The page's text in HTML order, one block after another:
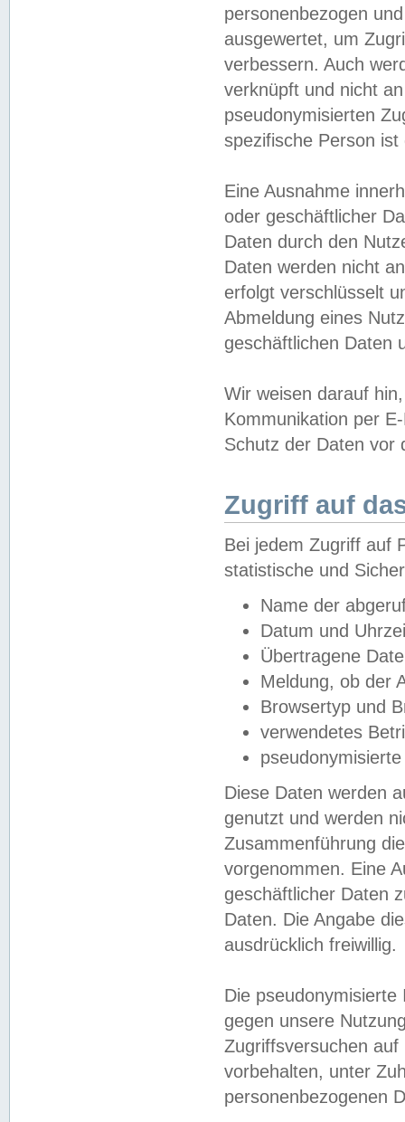
personenbezogen
ausgewertet, um
verbessern. Auch
verknüpft und nicht
pseudonymisierten
spezifische Person
Eine Ausnahme
oder geschäftlicher
Daten durch den
Daten werden nicht
erfolgt verschlüsselt
Abmeldung eines
geschäftlichen Daten
Wir weisen darauf
Kommunikation per
Schutz der Daten vor
Zugriff auf
Bei jedem Zugriff auf
statistische und
Name der
Datum und
Übertragene
Meldung, ob der
Browsertyp und
verwendetes
Diese Daten werden
genutzt und werden
Zusammenführung
vorgenommen. Eine
geschäftlicher Daten
Daten. Die Angabe
ausdrücklich freiwillig.
Die
gegen unsere
Zugriffsversuchen
vorbehalten, unter
personenbezogenen